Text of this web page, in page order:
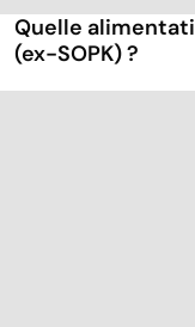
Quelle
(ex-SOPK) ?